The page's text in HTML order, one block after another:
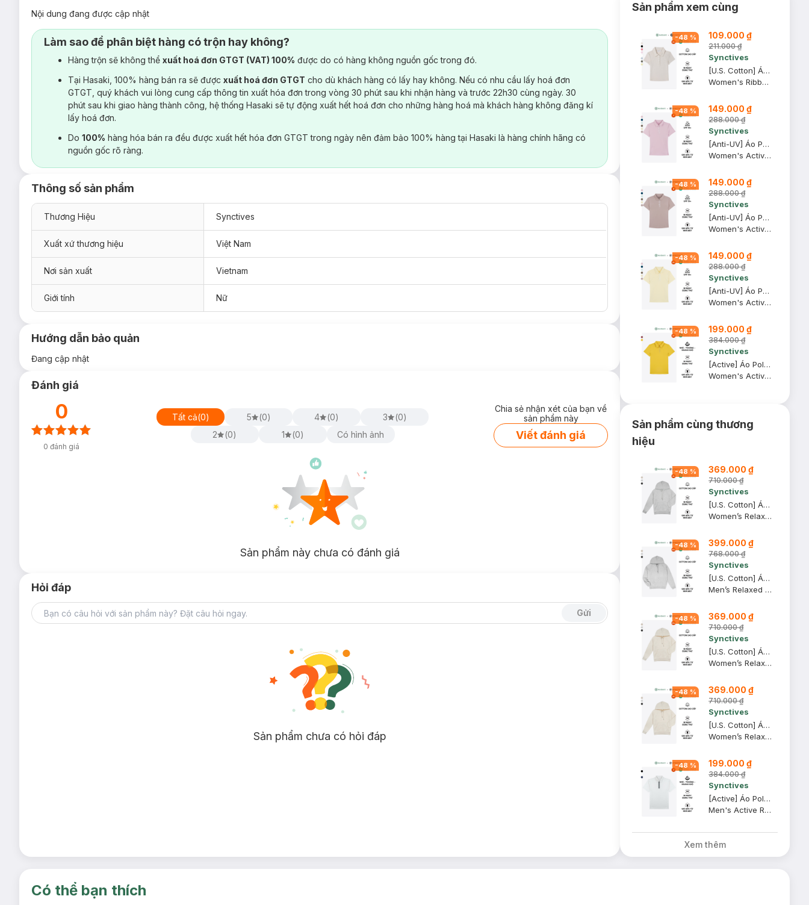
Nội dung đang được cập nhật
Làm sao để phân biệt hàng có trộn hay không?
Hàng trộn sẽ không thể xuất hoá đơn GTGT (VAT) 100% được do có hàng không nguồn gốc trong đó.
Tại Hasaki, 100% hàng bán ra sẽ được xuất hoá đơn GTGT cho dù khách hàng có lấy hay không. Nếu có nhu cầu lấy hoá đơn
GTGT, quý khách vui lòng cung cấp thông tin xuất hóa đơn trong vòng 30 phút sau khi nhận hàng và trước 22h30 cùng ngày. 30
phút sau khi giao hàng thành công, hệ thống Hasaki sẽ tự động xuất hết hoá đơn cho những hàng hoá mà khách hàng không đăng kí
lấy hoá đơn.
Do 100% hàng hóa bán ra đều được xuất hết hóa đơn GTGT trong ngày nên đảm bảo 100% hàng tại Hasaki là hàng chính hãng có
nguồn gốc rõ ràng.
Thông số sản phẩm
Thương Hiệu Synctives
Xuất xứ thương hiệu Việt Nam
Nơi sản xuất Vietnam
Giới tính Nữ
Hướng dẫn bảo quản
Đang cập nhật
Đánh giá
0
0 đánh giá
Tất cả(0) 5 (0) 4 (0) 3 (0)
2
(0) 1 (0) Có hình ảnh
Chia sẻ nhận xét của bạn về
sản phẩm này
Viết đánh giá
Sản phẩm này chưa có đánh giá
Hỏi đáp
Gửi
Sản phẩm chưa có hỏi đáp
Sản phẩm xem cùng
-48 % 109.000 ₫
211.000 ₫
Synctives
[U.S. Cotton] Áo Polo Nữ Synctives Slim Fit Cropped, Be Sữa, XS - CWPO0007
Women's Ribbed Polo Shirt
-48 % 149.000 ₫
288.000 ₫
Synctives
[Anti-UV] Áo Polo Active Nữ Synctives Regular Fit, Tím Nhạt, S - SWPO0006
Women's Active Regular Fit Polo Shirt
-48 % 149.000 ₫
288.000 ₫
Synctives
[Anti-UV] Áo Polo Active Nữ Synctives Regular Fit, Hồng Tro, M - SWPO0006
Women's Active Regular Fit Polo Shirt
-48 % 149.000 ₫
288.000 ₫
Synctives
[Anti-UV] Áo Polo Active Nữ Synctives Regular Fit, Vàng Kem, XS - SWPO0006
Women's Active Regular Fit Polo Shirt
-48 % 199.000 ₫
384.000 ₫
Synctives
[Active] Áo Polo Nữ Synctives Regular Fit, Vàng Mật, XS - SWPO0007
Women's Active Regular Fit Polo Shirt
Sản phẩm cùng thương
hiệu
-48 % 369.000 ₫
710.000 ₫
Synctives
[U.S. Cotton] Áo Hoodie Nữ Synctives Relaxed Fit, Xám Melange Nhạt, XL - CWHO0011
Women’s Relaxed Fit Hoodie
-48 % 399.000 ₫
768.000 ₫
Synctives
[U.S. Cotton] Áo Hoodie Nam Synctives Relaxed Fit, Xám Melange Nhạt, 2XL - CMHO0007
Men’s Relaxed Fit Hoodie
-48 % 369.000 ₫
710.000 ₫
Synctives
[U.S. Cotton] Áo Hoodie Nữ Synctives Relaxed Fit, Kem Melange, 2XL - CWHO0011
Women’s Relaxed Fit Hoodie
-48 % 369.000 ₫
710.000 ₫
Synctives
[U.S. Cotton] Áo Hoodie Nữ Synctives Relaxed Fit, Kem Melange, XS - CWHO0011
Women’s Relaxed Fit Hoodie
-48 % 199.000 ₫
384.000 ₫
Synctives
[Active] Áo Polo Nam Synctives Regular Fit, Trắng, S - SMPO0020
Men's Active Regular Fit Polo Shirt
Xem thêm
Có thể bạn thích